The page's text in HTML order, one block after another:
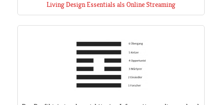
Living Design Essentials als Online Streaming